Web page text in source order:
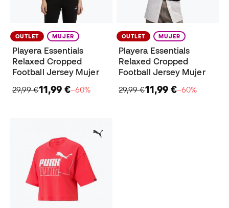
OUTLET MUJER
Playera Essentials
Relaxed Cropped
Football Jersey Mujer
29,99 €11,99 €−60%
OUTLET MUJER
Playera Essentials
Relaxed Cropped
Football Jersey Mujer
29,99 €11,99 €−60%